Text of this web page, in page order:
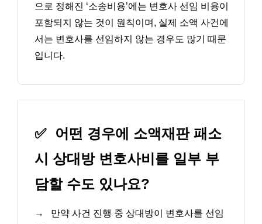
으로 정해진 ‘소송비용’에는 변호사 선임 비용이
포함되지 않는 것이 원칙이며, 실제 소액 사건에
서는 변호사를 선임하지 않는 경우도 많기 때문
입니다.
✅
어떤 경우에 소액재판 패소
시 상대방 변호사비를 일부 부
담할 수도 있나요?
→
만약 사건 진행 중 상대방이 변호사를 선임